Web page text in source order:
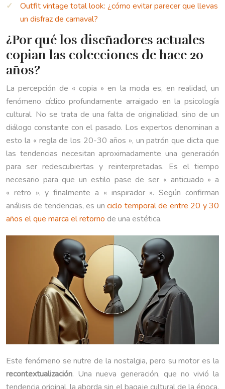
Outfit vintage total look: ¿cómo evitar parecer que llevas
un disfraz de carnaval?
¿Por qué los diseñadores actuales
copian las colecciones de hace 20
años?
La percepción de « copia » en la moda es, en realidad, un
fenómeno cíclico profundamente arraigado en la psicología
cultural. No se trata de una falta de originalidad, sino de un
diálogo constante con el pasado. Los expertos denominan a
esto la « regla de los 20-30 años », un patrón que dicta que
las tendencias necesitan aproximadamente una generación
para ser redescubiertas y reinterpretadas. Es el tiempo
necesario para que un estilo pase de ser « anticuado » a
« retro », y finalmente a « inspirador ». Según confirman
análisis de tendencias, es unciclo temporal de entre 20 y 30
años el que marca el retorno de una estética.
Este fenómeno se nutre de la nostalgia, pero su motor es la
recontextualización. Una nueva generación, que no vivió la